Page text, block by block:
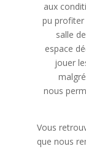
aux
pu profiter
salle
espace
jouer
nous
Vous
que nous